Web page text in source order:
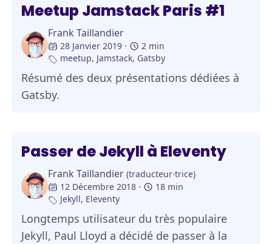
Meetup Jamstack Paris #1
Frank Taillandier
28 Janvier 2019
2 min
meetup, Jamstack, Gatsby
Résumé des deux présentations dédiées à
Gatsby.
Passer de Jekyll à Eleventy
Frank Taillandier (traducteur·trice)
12 Décembre 2018
18 min
Jekyll, Eleventy
Longtemps utilisateur du très populaire
Jekyll, Paul Lloyd a décidé de passer à la